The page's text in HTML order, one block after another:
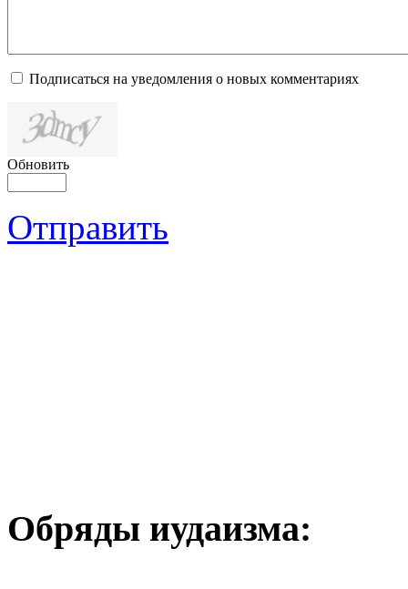
Подписаться на уведомления о новых комментариях
Обновить
Отправить
Обряды иудаизма: